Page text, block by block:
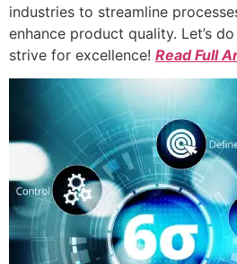
industries to streamline
enhance product quality. Let’s
strive for excellence! Read Full